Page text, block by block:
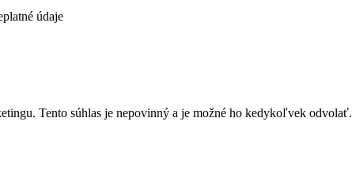
údaje
Tento súhlas je nepovinný a je možné ho kedykoľvek odvolať.